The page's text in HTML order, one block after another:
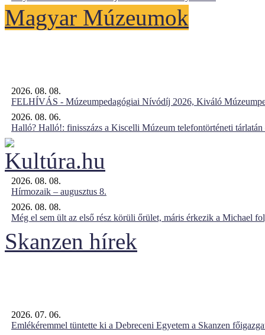
Magyar Múzeumok
2026. 08. 08.
FELHÍVÁS - Múzeumpedagógiai Nívódíj 2026, Kiváló
2026. 08. 06.
Halló? Halló!: finisszázs a Kiscelli Múzeum telefontörténeti tárlatán
2026. 08. 08.
Hírmozaik – augusztus 8.
2026. 08. 08.
Még el sem ült az első rész körüli őrület, máris érkezik a Michael
Skanzen hírek
2026. 07. 06.
Emlékéremmel tüntette ki a Debreceni Egyetem a Skanzen